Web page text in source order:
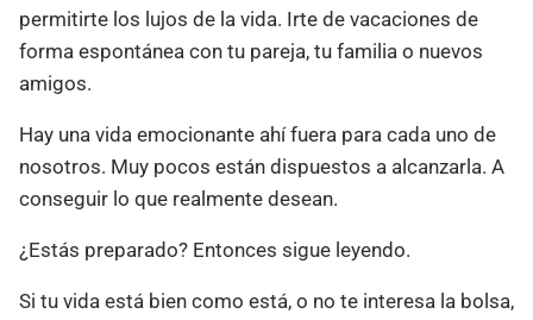
permitirte los lujos de la vida. Irte de vacaciones de
forma espontánea con tu pareja, tu familia o nuevos
amigos.
Hay una vida emocionante ahí fuera para cada uno de
nosotros. Muy pocos están dispuestos a alcanzarla. A
conseguir lo que realmente desean.
¿Estás preparado? Entonces sigue leyendo.
Si tu vida está bien como está, o no te interesa la bolsa,